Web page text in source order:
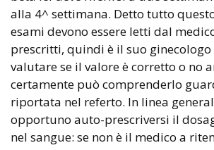
alla 4^ settimana. Detto tutto
esami devono essere letti dal
prescritti, quindi è il suo ginecologo
valutare se il valore è corretto o no
certamente può comprenderlo
riportata nel referto. In linea
opportuno auto-prescriversi il
nel sangue: se non è il medico a